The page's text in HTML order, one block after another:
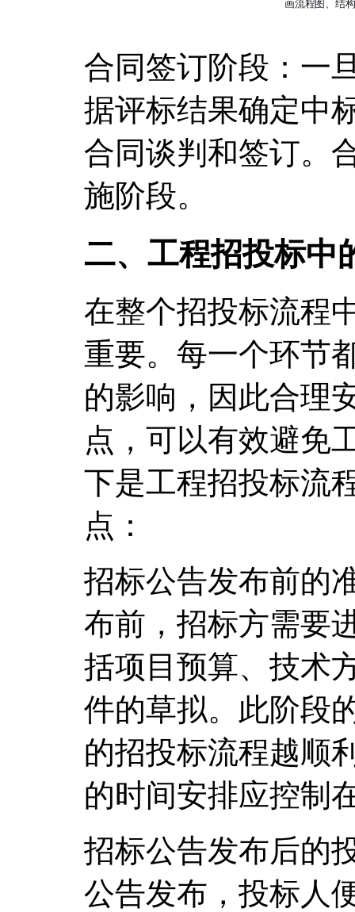
合同签订阶段：一
据评标结果确定中
合同谈判和签订。
施阶段。
二、工程招投标中
在整个招投标流程
重要。每一个环节
的影响，因此合理
点，可以有效避免
下是工程招投标流
点：
招标公告发布前的
布前，招标方需要
括项目预算、技术
件的草拟。此阶段
的招投标流程越顺
的时间安排应控制
招标公告发布后的
公告发布，投标人